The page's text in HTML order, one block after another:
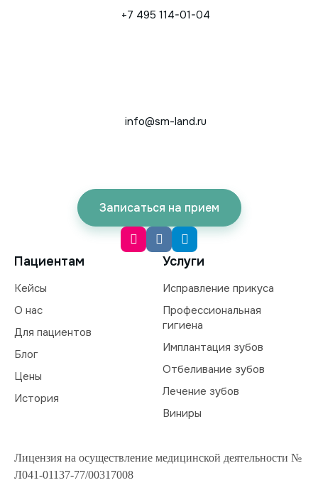
+7 495 114-01-04
info@sm-land.ru
Записаться на прием
Пациентам
Кейсы
О нас
Для пациентов
Блог
Цены
История
Услуги
Исправление прикуса
Профессиональная
гигиена
Имплантация зубов
Отбеливание зубов
Лечение зубов
Виниры
Лицензия на осуществление медицинской деятельности №
Л041-01137-77/00317008